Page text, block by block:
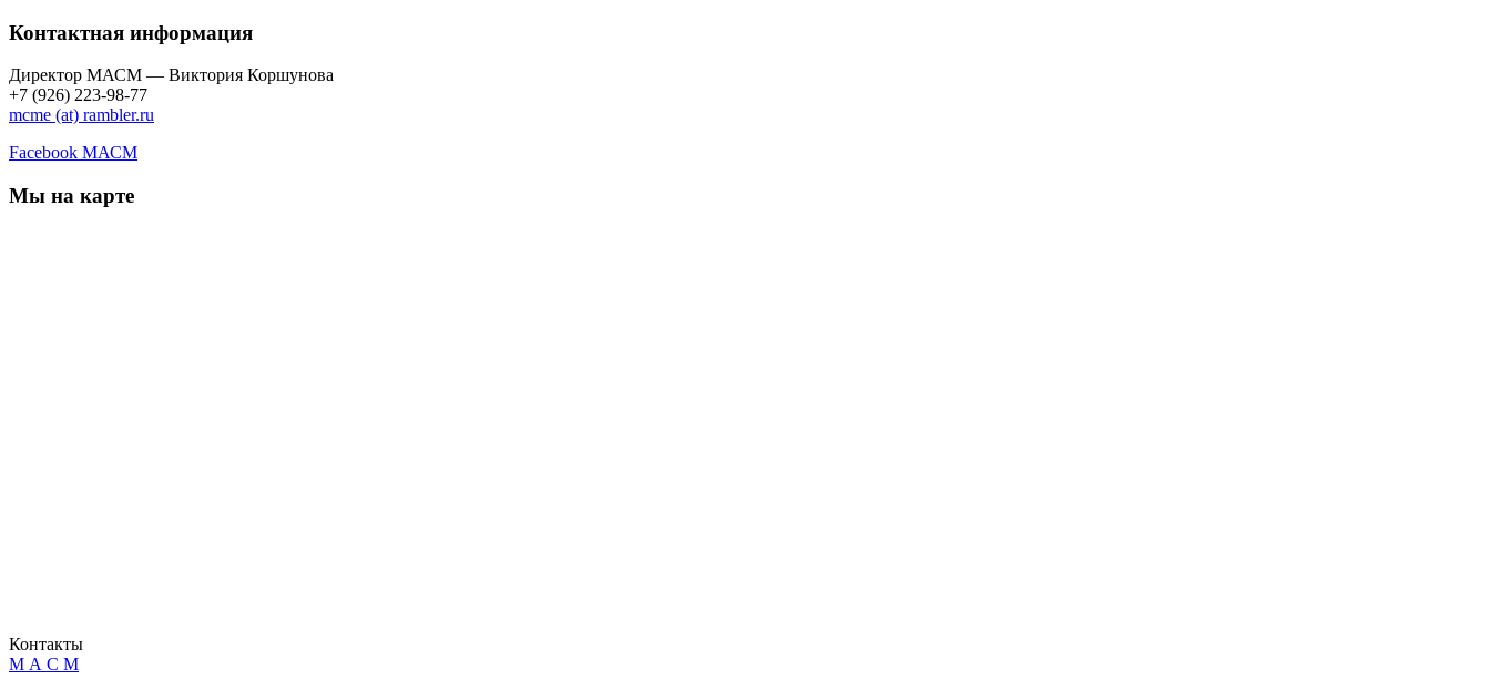
Контактная информация
Директор МАСМ — Виктория Коршунова
+7 (926) 223-98-77
mcme (at) rambler.ru
Facebook МАСМ
Мы на карте
Контакты
М А С М